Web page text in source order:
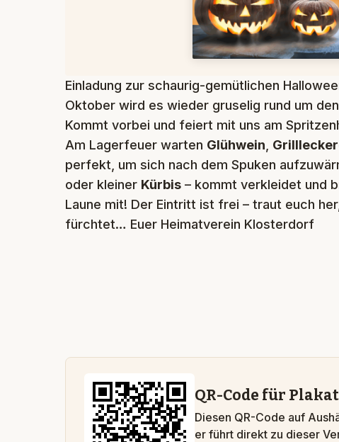
Einladung zur schaurig-gemütlichen
Oktober wird es wieder gruselig rund um
Kommt vorbei und feiert mit uns am
Am Lagerfeuer warten Glühwein
perfekt, um sich nach dem Spuken
oder kleiner Kürbis – kommt verkleidet und
Laune mit! Der Eintritt ist frei – traut euch
fürchtet… Euer Heimatverein Klosterdorf
QR-Code für
Diesen QR-Code auf
er führt direkt zu dieser